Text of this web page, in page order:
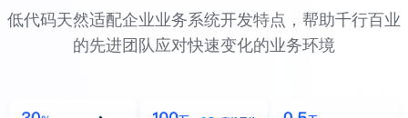
低代码天然适配企业业务系统开发特点，帮助千行百业
的先进团队应对快速变化的业务环境